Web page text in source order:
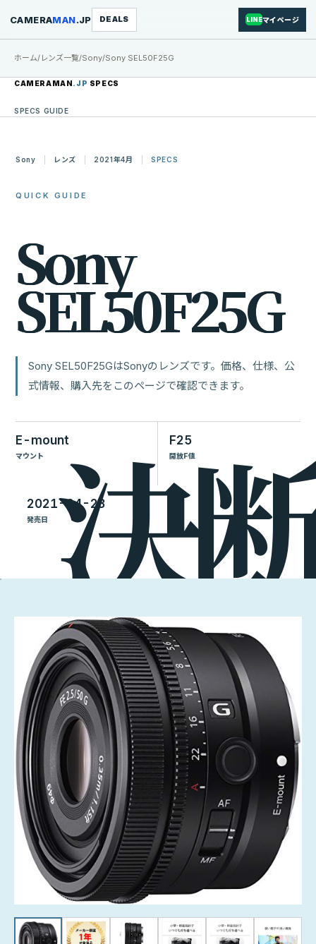
CAMERAMAN.JP DEALS LINEマイページ
ホーム/ レンズ一覧/Sony/Sony SEL50F25G
CAMERAMAN.JP SPECS
SPECS GUIDE
Sony レンズ 2021年4月 SPECS
QUICK GUIDE
Sony
SEL50F25G
Sony SEL50F25GはSonyのレンズです。価格、仕様、公
式情報、購入先をこのページで確認できます。
E-mount
マウント
F25
開放F値
2021-04-23
発売日